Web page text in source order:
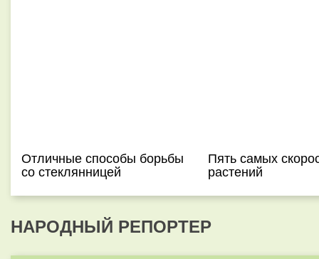
Отличные способы борьбы
со стеклянницей
Пять самых
растений
НАРОДНЫЙ РЕПОРТЕР